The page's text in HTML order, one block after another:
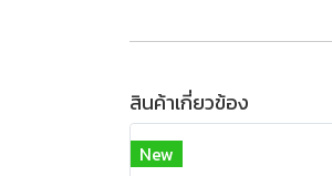
สินค้าเกี่ยวข้อง
New